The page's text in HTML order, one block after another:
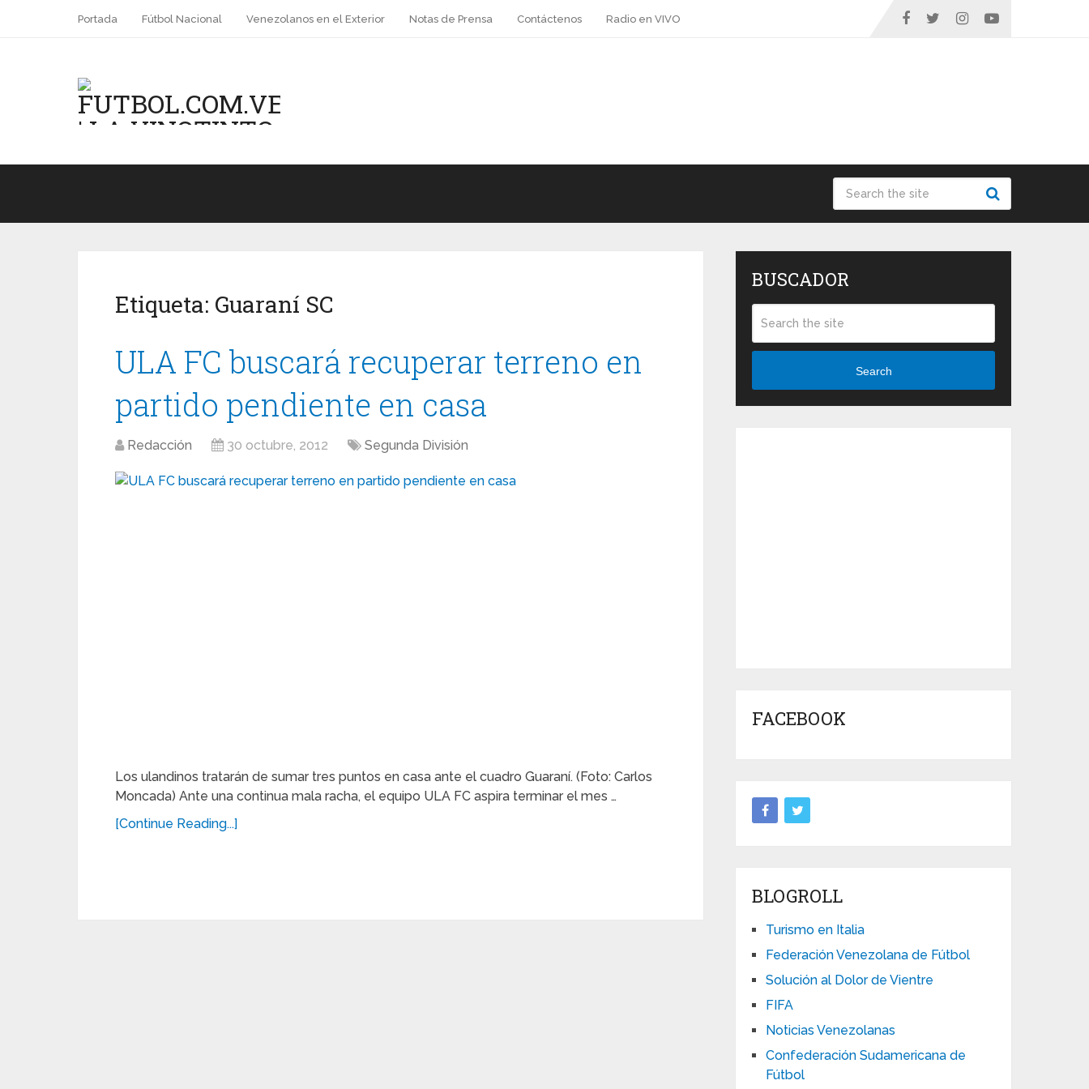
Portada Fútbol Nacional Venezolanos en el Exterior Notas de Prensa Contáctenos Radio en VIVO
Etiqueta: Guaraní SC
ULA FC buscará recuperar terreno en
partido pendiente en casa
Redacción 30 octubre, 2012 Segunda División
Los ulandinos tratarán de sumar tres puntos en casa ante el cuadro Guaraní. (Foto: Carlos
Moncada) Ante una continua mala racha, el equipo ULA FC aspira terminar el mes …
[Continue Reading...]
BUSCADOR
Search
FACEBOOK
BLOGROLL
Turismo en Italia
Federación Venezolana de Fútbol
Solución al Dolor de Vientre
FIFA
Noticias Venezolanas
Confederación Sudamericana de
Fútbol